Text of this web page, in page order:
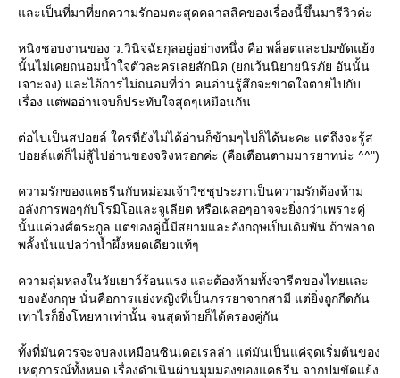
ละเป็นที่มาที่ยกความรักอมตะสุดคลาสสิคของเรื่องนี้ขึ้นมารีวิวค่ะ
หนิงชอบงานของ ว.วินิจฉัยกุลอยู่อย่างหนึ่ง คือ พล็อตและปมขัดแย้ง
นั้นไม่เคยถนอมน้ำใจตัวละครเลยสักนิด (ยกเว้นนิยายนิรภัย อันนั้น
เจาะจง) และไอ้การไม่ถนอมที่ว่า คนอ่านรู้สึกจะขาดใจตายไปกับ
เรื่อง แต่พออ่านจบก็ประทับใจสุดๆเหมือนกัน
ต่อไปเป็นสปอยล์ ใครที่ยังไม่ได้อ่านก็ข้ามๆไปก็ได้นะคะ แต่ถึงจะรู้ส
ปอยล์แต่ก็ไม่สู้ไปอ่านของจริงหรอกค่ะ (คือเตือนตามมารยาทน่ะ ^^")
ความรักของแคธรีนกับหม่อมเจ้าวิชชุประภาเป็นความรักต้องห้าม
อลังการพอๆกับโรมิโอและจูเลียต หรือเผลอๆอาจจะยิ่งกว่าเพราะคู่
นั้นแค่วงศ์ตระกูล แต่ของคู่นี้มีสยามและอังกฤษเป็นเดิมพัน ถ้าพลาด
พลั้งนั่นแปลว่าน้ำผึ้งหยดเดียวแท้ๆ
ความลุ่มหลงในวัยเยาว์ร้อนแรง และต้องห้ามทั้งจารีตของไทยและ
ของอังกฤษ นั่นคือการแย่งหญิงที่เป็นภรรยาจากสามี แต่ยิ่งถูกกีดกัน
เท่าไรก็ยิ่งโหยหาเท่านั้น จนสุดท้ายก็ได้ครองคู่กัน
ทั้งที่มันควรจะจบลงเหมือนซินเดอเรลล่า แต่มันเป็นแค่จุดเริ่มต้นของ
เหตุการณ์ทั้งหมด เรื่องดำเนินผ่านมุมมองของแคธรีน จากปมขัดแย้ง